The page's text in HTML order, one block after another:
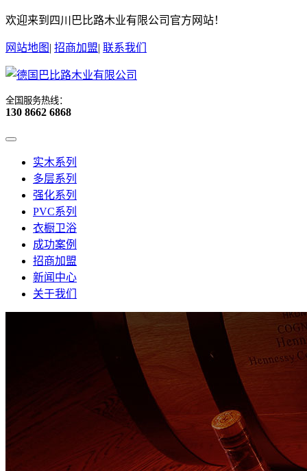
欢迎来到四川巴比路木业有限公司官方网站！
网站地图 | 招商加盟| 联系我们
全国服务热线：
130 8662 6868
实木系列
多层系列
强化系列
PVC系列
衣橱卫浴
成功案例
招商加盟
新闻中心
关于我们